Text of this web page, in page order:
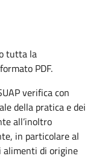
tutta la
PDF.
verifica con
della pratica e dei
all’inoltro
in particolare al
alimenti di origine